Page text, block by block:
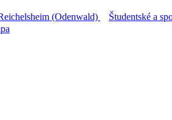
(Odenwald)
Študentské a